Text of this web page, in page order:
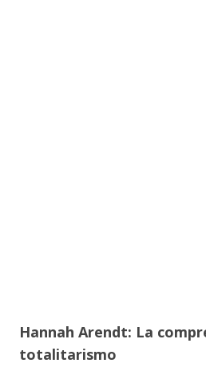
Hannah Arendt: La
totalitarismo